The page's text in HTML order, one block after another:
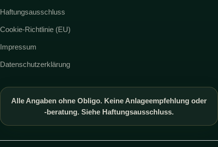
Haftungsausschluss
Cookie-Richtlinie (EU)
Impressum
Datenschutzerklärung
Alle Angaben ohne Obligo. Keine Anlageempfehlung oder
-beratung. Siehe Haftungsausschluss.